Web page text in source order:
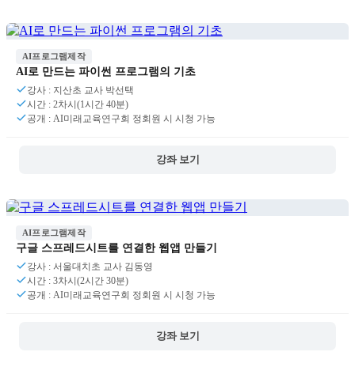
AI프로그램제작
AI로 만드는 파이썬 프로그램의 기초
강사 : 지산초 교사 박선택
시간 : 2차시(1시간 40분)
공개 : AI미래교육연구회 정회원 시 시청 가능
강좌 보기
AI프로그램제작
구글 스프레드시트를 연결한 웹앱 만들기
강사 : 서울대치초 교사 김동영
시간 : 3차시(2시간 30분)
공개 : AI미래교육연구회 정회원 시 시청 가능
강좌 보기